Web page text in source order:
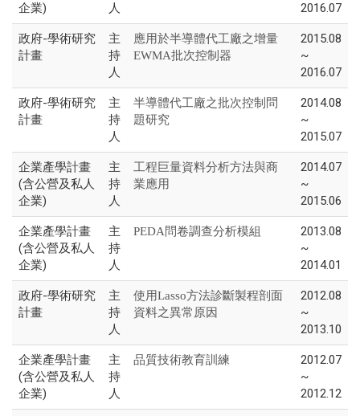
企業)
人
2016.07
政府-學術研究
計畫
主
持
人
應用於半導體代工廠之增量
EWMA批次控制器
2015.08
~
2016.07
政府-學術研究
計畫
主
持
人
半導體代工廠之批次控制問
題研究
2014.08
~
2015.07
企業產學計畫
(含公營及私人
企業)
主
持
人
工程巨量資料分析方法與商
業應用
2014.07
~
2015.06
企業產學計畫
(含公營及私人
企業)
主
持
人
PEDA問卷調查分析模組
2013.08
~
2014.01
政府-學術研究
計畫
主
持
人
使用Lasso方法診斷製程剖面
資料之異常原因
2012.08
~
2013.10
企業產學計畫
(含公營及私人
企業)
主
持
人
品質技術教育訓練
2012.07
~
2012.12